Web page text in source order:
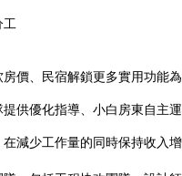
工
價、民宿解鎖更多實用功能
供優化指導、小白房東自主
減少工作量的同時保持收入